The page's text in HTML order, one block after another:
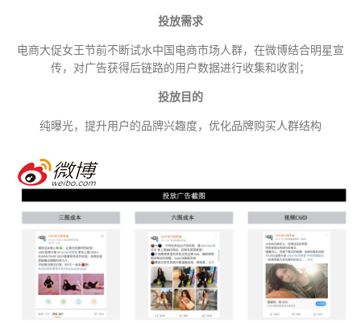
投放需求
电商大促女王节前不断试水中国电商市场人群，在微博结合明星宣
传，对广告获得后链路的用户数据进行收集和收割；
投放目的
纯曝光，提升用户的品牌兴趣度，优化品牌购买人群结构